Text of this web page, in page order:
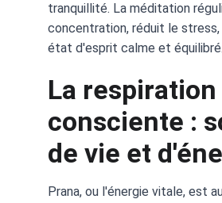
tranquillité. La méditation
concentration, réduit le
état d'esprit calme et équilibré.
La respiration
consciente :
de vie et
Prana, ou l'énergie vitale, est